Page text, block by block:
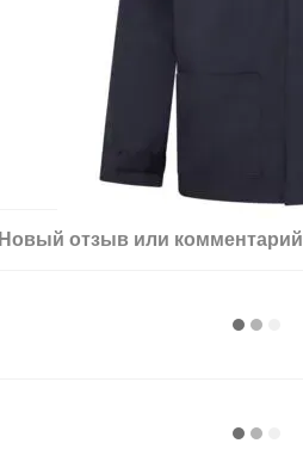
Новый отзыв или комментарий